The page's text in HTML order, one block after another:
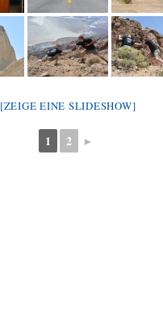
[ZEIGE EINE SLIDESHOW]
1 2 ►